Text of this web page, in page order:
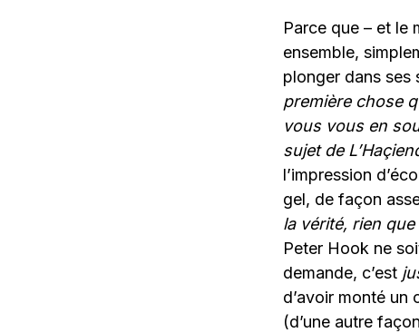
Parce que – et le
ensemble,
plonger dans ses
première chose
vous vous en
sujet de
l’impression
gel, de façon
la vérité, rien que
Peter Hook ne
demande, c’est
d’avoir monté un
(d’une autre